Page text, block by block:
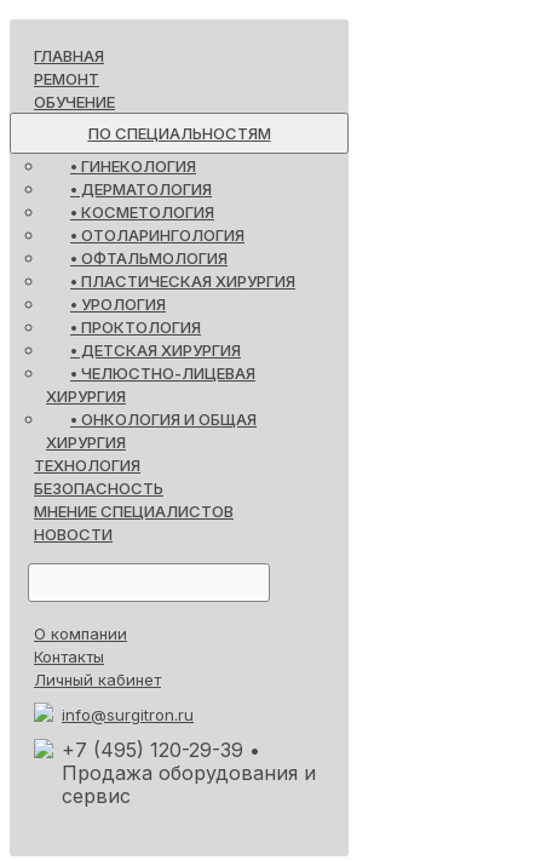
ГЛАВНАЯ
РЕМОНТ
ОБУЧЕНИЕ
ПО СПЕЦИАЛЬНОСТЯМ
• ГИНЕКОЛОГИЯ
• ДЕРМАТОЛОГИЯ
• КОСМЕТОЛОГИЯ
• ОТОЛАРИНГОЛОГИЯ
• ОФТАЛЬМОЛОГИЯ
• ПЛАСТИЧЕСКАЯ ХИРУРГИЯ
• УРОЛОГИЯ
• ПРОКТОЛОГИЯ
• ДЕТСКАЯ ХИРУРГИЯ
• ЧЕЛЮСТНО-ЛИЦЕВАЯ
ХИРУРГИЯ
• ОНКОЛОГИЯ И ОБЩАЯ
ХИРУРГИЯ
ТЕХНОЛОГИЯ
БЕЗОПАСНОСТЬ
МНЕНИЕ СПЕЦИАЛИСТОВ
НОВОСТИ
О компании
Контакты
Личный кабинет
info@surgitron.ru
+7 (495) 120-29-39 •
Продажа оборудования и
сервис